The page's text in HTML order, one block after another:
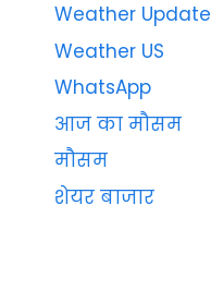
Weather Update
Weather US
WhatsApp
आज का मौसम
मौसम
शेयर बाजार